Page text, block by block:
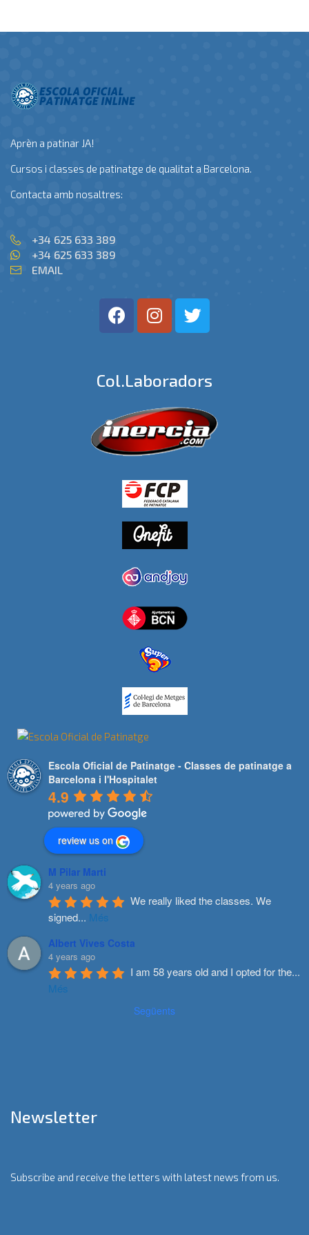
Aprèn a patinar JA!
Cursos i classes de patinatge de qualitat a Barcelona.
Contacta amb nosaltres:
+34 625 633 389
+34 625 633 389
EMAIL
Col.laboradors
Escola Oficial de Patinatge - Classes de patinatge a
Barcelona i l'Hospitalet
4.9
review us on
M Pilar Marti
4 years ago
We really liked the classes. We
signed... Més
Albert Vives Costa
4 years ago
I am 58 years old and I opted for the...
Més
Següents
Newsletter
Subscribe and receive the letters with latest news from us.